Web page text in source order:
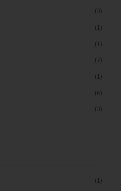
(3)
(1)
(1)
(7)
(1)
(6)
(3)
(1)